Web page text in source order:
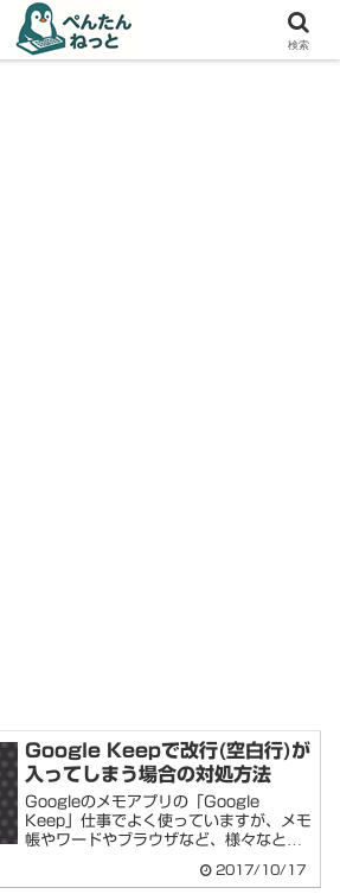
PCやガジェットの備忘録
Google Keepで改行(空白行)が
入ってしまう場合の対処方法
Googleのメモアプリの「Google
Keep」仕事でよく使っていますが、メモ
帳やワードやブラウザなど、様々なとこ
2017/10/17
検索